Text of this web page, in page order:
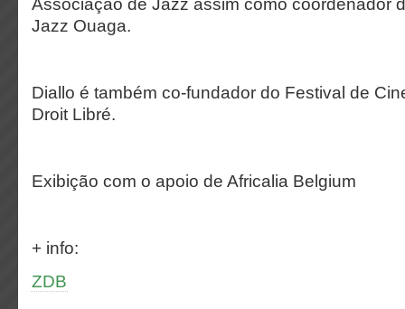
Associação de Jazz assim como coordenador
Jazz Ouaga.
Diallo é também co-fundador do Festival de
Droit Libré.
Exibição com o apoio de Africalia Belgium
+ info:
ZDB